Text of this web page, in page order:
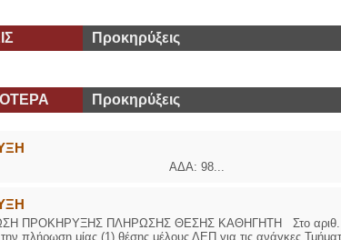
Προκηρύξεις
Προκηρύξεις
98...
ΠΛΗΡΩΣΗΣ ΘΕΣΗΣ ΚΑΘΗΓΗΤΗ Στο αριθ.
πλήρωση μίας (1) θέσης μέλους ΔΕΠ για τις ανάγκες